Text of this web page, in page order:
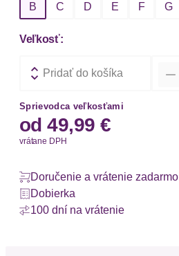
B C D E F G
Veľkosť:
Pridať do košíka
Sprievodca veľkosťami
od 49,99 €
vrátane DPH
Doručenie a vrátenie zadarmo
Dobierka
100 dní na vrátenie